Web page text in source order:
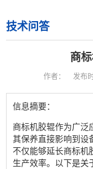
技术问答
商
作者： 发布
信息摘要：
商标机胶辊作为广泛
其保养直接影响到设
不仅能够延长商标机
生产效率。以下是关